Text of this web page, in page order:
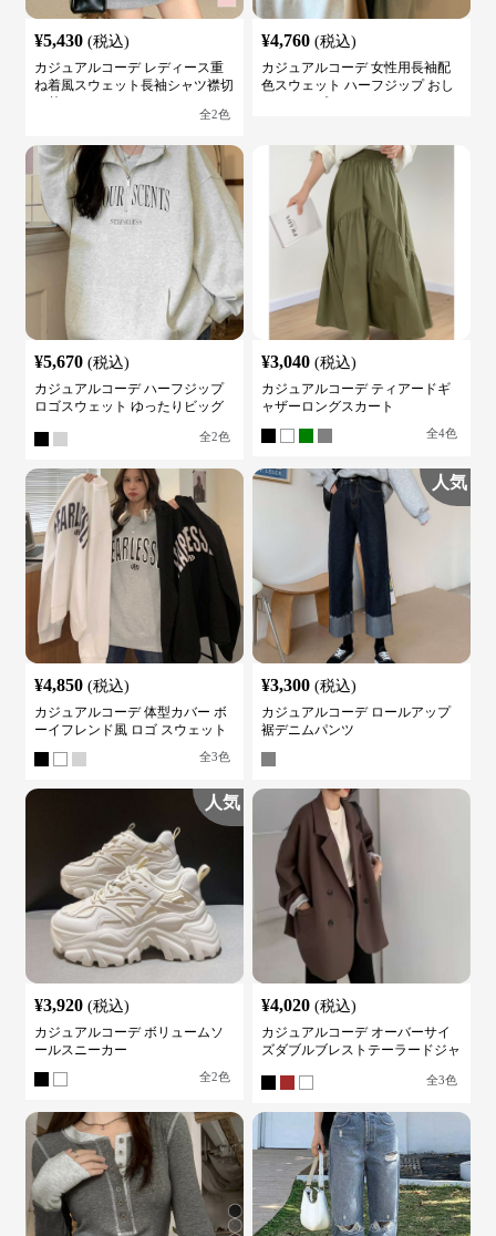
¥5,430 (税込)
カジュアルコーデ レディース重
ね着風スウェット長袖シャツ襟切
全2色
¥4,760 (税込)
カジュアルコーデ 女性用長袖配
色スウェット ハーフジップ おし
¥5,670 (税込)
カジュアルコーデ ハーフジップ
ロゴスウェット ゆったりビッグ
全2色
¥3,040 (税込)
カジュアルコーデ ティアードギ
ャザーロングスカート
全4色
¥4,850 (税込)
カジュアルコーデ 体型カバー ボ
ーイフレンド風 ロゴ スウェット
全3色
人気
¥3,300 (税込)
カジュアルコーデ ロールアップ
裾デニムパンツ
人気
¥3,920 (税込)
カジュアルコーデ ボリュームソ
ールスニーカー
全2色
¥4,020 (税込)
カジュアルコーデ オーバーサイ
ズダブルブレストテーラードジャ
全3色